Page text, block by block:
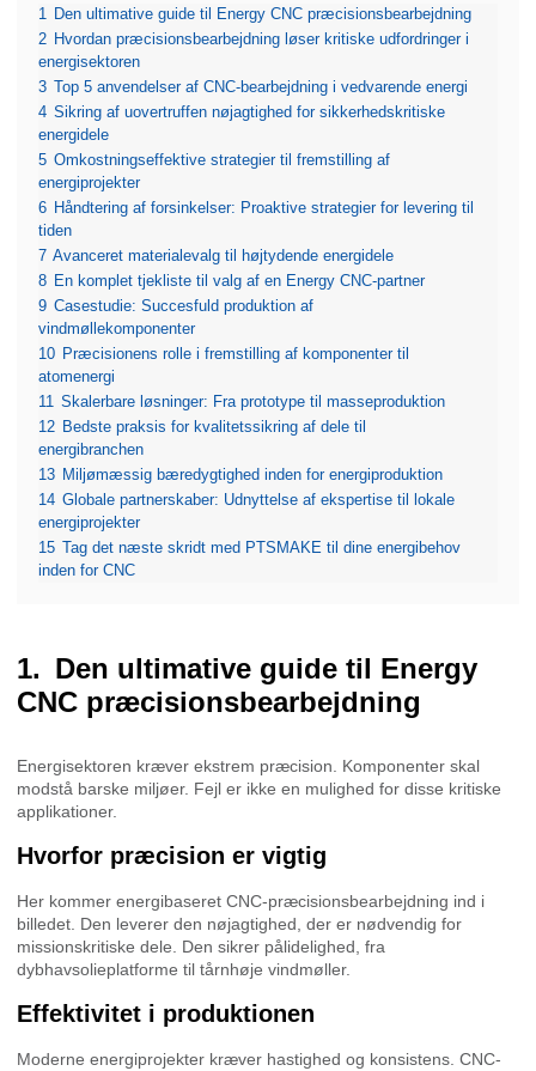
1
Den ultimative guide til Energy CNC præcisionsbearbejdning
2 Hvordan præcisionsbearbejdning løser kritiske udfordringer i
energisektoren
3 Top 5 anvendelser af CNC-bearbejdning i vedvarende energi
4 Sikring af uovertruffen nøjagtighed for sikkerhedskritiske
energidele
5 Omkostningseffektive strategier til fremstilling af
energiprojekter
6 Håndtering af forsinkelser: Proaktive strategier for levering til
tiden
7 Avanceret materialevalg til højtydende energidele
8 En komplet tjekliste til valg af en Energy CNC-partner
9 Casestudie: Succesfuld produktion af
vindmøllekomponenter
10 Præcisionens rolle i fremstilling af komponenter til
atomenergi
11
Skalerbare løsninger: Fra prototype til masseproduktion
12 Bedste praksis for kvalitetssikring af dele til
energibranchen
13 Miljømæssig bæredygtighed inden for energiproduktion
14 Globale partnerskaber: Udnyttelse af ekspertise til lokale
energiprojekter
15 Tag det næste skridt med PTSMAKE til dine energibehov
inden for CNC
Den ultimative guide til Energy
CNC præcisionsbearbejdning
Energisektoren kræver ekstrem præcision. Komponenter skal
modstå barske miljøer. Fejl er ikke en mulighed for disse kritiske
applikationer.
Hvorfor præcision er vigtig
Her kommer energibaseret CNC-præcisionsbearbejdning ind i
billedet. Den leverer den nøjagtighed, der er nødvendig for
missionskritiske dele. Den sikrer pålidelighed, fra
dybhavsolieplatforme til tårnhøje vindmøller.
Effektivitet i produktionen
Moderne energiprojekter kræver hastighed og konsistens. CNC-